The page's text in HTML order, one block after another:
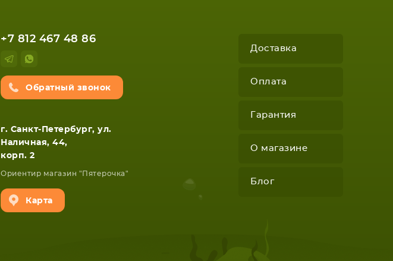
+7 812 467 48 86
Обратный звонок
г. Санкт-Петербург, ул.
Наличная, 44,
корп. 2
Ориентир магазин "Пятерочка"
Карта
Доставка
Оплата
Гарантия
О магазине
Блог